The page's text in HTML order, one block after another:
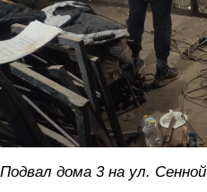
Подвал дома 3 на ул. Сенной